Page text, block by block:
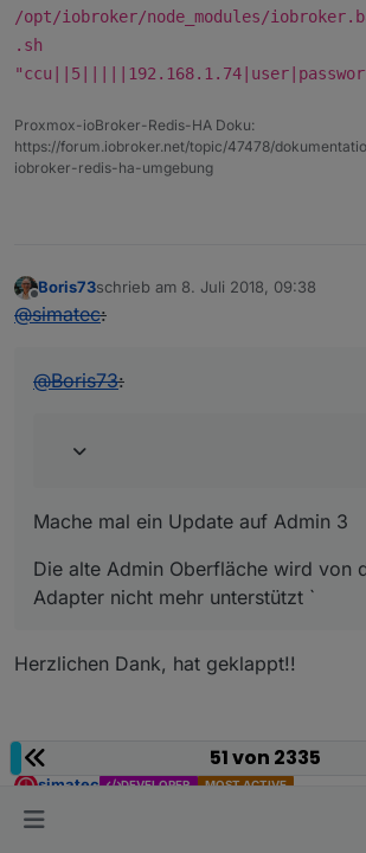
/opt/iobroker/node_modules/
.sh
Proxmox-ioBroker-Redis-HA Doku:
https://forum.iobroker.net/topic/47478/
iobroker-redis-ha-umgebung
Offline
Boris73schrieb am 8. Juli 2018, 09:38
zuletzt editiert von
@simatec:
@Boris73:
Mache mal ein Update auf Admin 3
Die alte Admin Oberfläche wird von
Adapter nicht mehr unterstützt `
Herzlichen Dank, hat geklappt!!
simatec DEVELOPER MOST ACTIVE
schrieb am
zuletzt editiert von
Super das freut mich … denke die alte
51 von 2335